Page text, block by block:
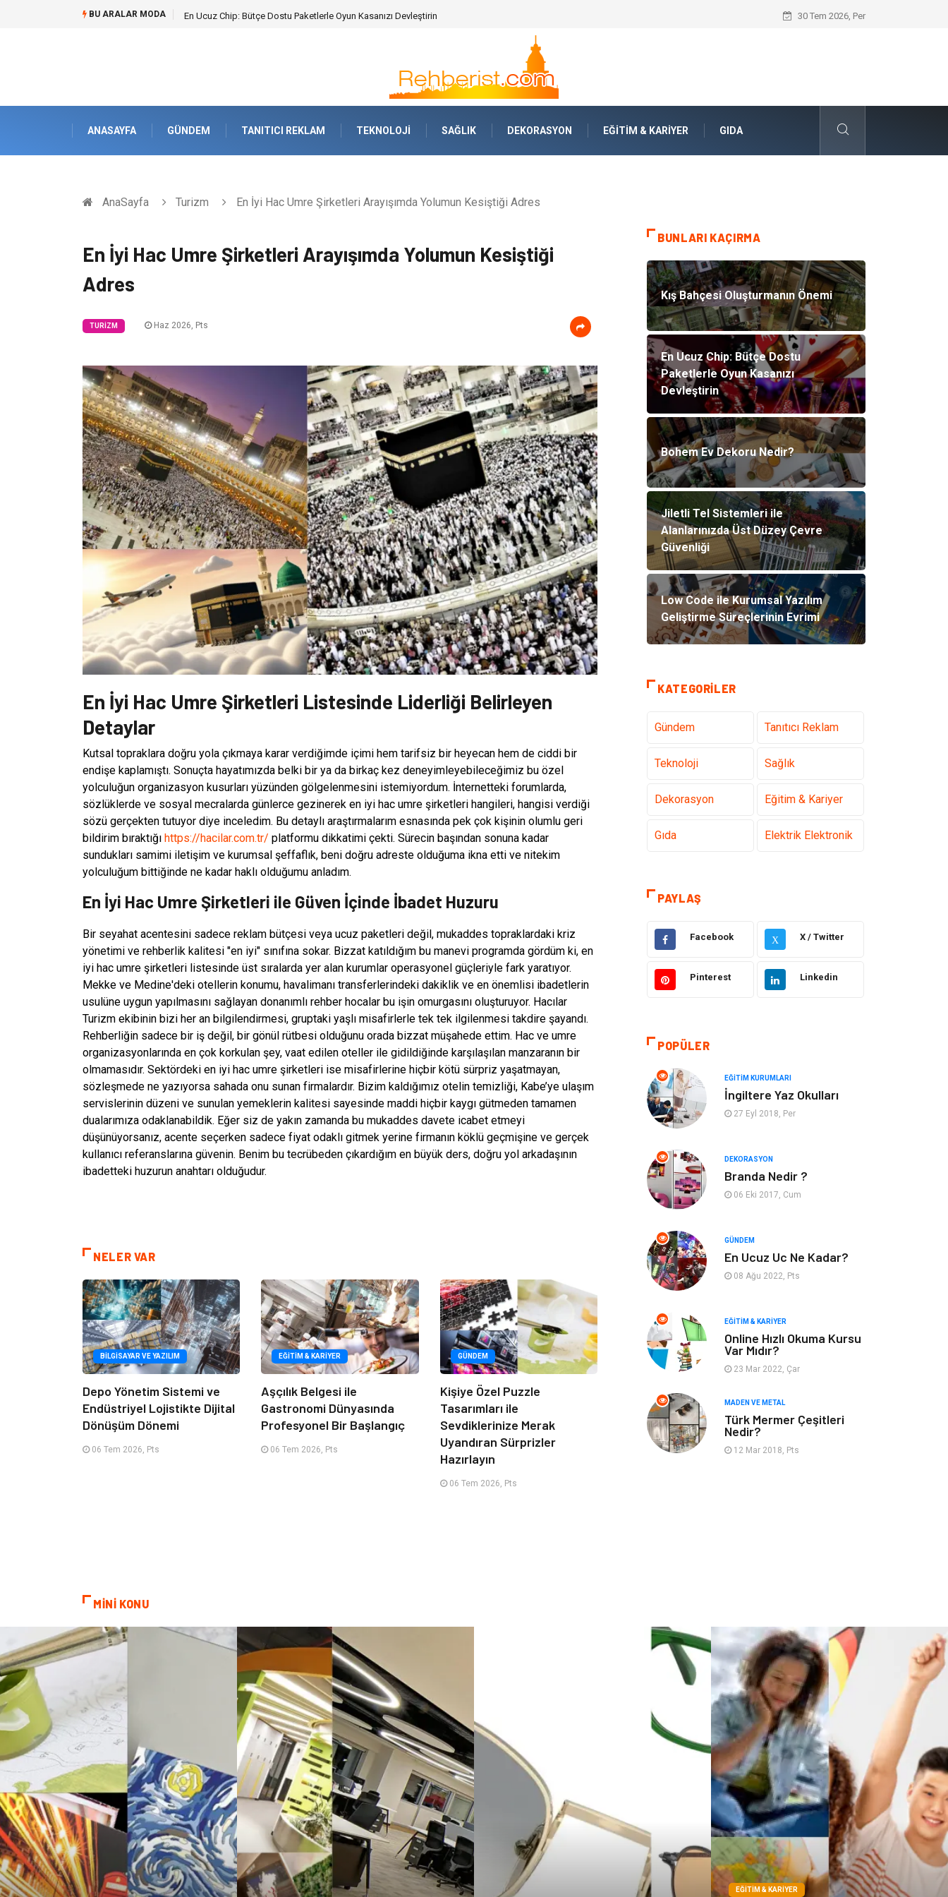
BU ARALAR MODA Bohem Ev Dekoru Nedir? Jiletli Tel Sistemleri ile Alanlarınızda
30 Tem 2026, Per
ANASAYFA GÜNDEM TANITICI REKLAM TEKNOLOJI SAĞLIK DEKORASYON EĞITIM & KARIYER GIDA
AnaSayfa Turizm En İyi Hac Umre Şirketleri Arayışımda Yolumun Kesiştiği Adres
En İyi Hac Umre Şirketleri Arayışımda Yolumun Kesiştiği
Adres
TURIZM Haz 2026, Pts
En İyi Hac Umre Şirketleri Listesinde Liderliği Belirleyen
Detaylar
Kutsal topraklara doğru yola çıkmaya karar verdiğimde içimi hem tarifsiz bir heyecan hem de ciddi bir
endişe kaplamıştı. Sonuçta hayatımızda belki bir ya da birkaç kez deneyimleyebileceğimiz bu özel
yolculuğun organizasyon kusurları yüzünden gölgelenmesini istemiyordum. İnternetteki forumlarda,
sözlüklerde ve sosyal mecralarda günlerce gezinerek en iyi hac umre şirketleri hangileri, hangisi verdiği
sözü gerçekten tutuyor diye inceledim. Bu detaylı araştırmalarım esnasında pek çok kişinin olumlu geri
bildirim bıraktığı https://hacilar.com.tr/ platformu dikkatimi çekti. Sürecin başından sonuna kadar
sundukları samimi iletişim ve kurumsal şeffaflık, beni doğru adreste olduğuma ikna etti ve nitekim
yolculuğum bittiğinde ne kadar haklı olduğumu anladım.
En İyi Hac Umre Şirketleri ile Güven İçinde İbadet Huzuru
Bir seyahat acentesini sadece reklam bütçesi veya ucuz paketleri değil, mukaddes topraklardaki kriz
yönetimi ve rehberlik kalitesi "en iyi" sınıfına sokar. Bizzat katıldığım bu manevi programda gördüm ki, en
iyi hac umre şirketleri listesinde üst sıralarda yer alan kurumlar operasyonel güçleriyle fark yaratıyor.
Mekke ve Medine'deki otellerin konumu, havalimanı transferlerindeki dakiklik ve en önemlisi ibadetlerin
usulüne uygun yapılmasını sağlayan donanımlı rehber hocalar bu işin omurgasını oluşturuyor. Hacılar
Turizm ekibinin bizi her an bilgilendirmesi, gruptaki yaşlı misafirlerle tek tek ilgilenmesi takdire şayandı.
Rehberliğin sadece bir iş değil, bir gönül rütbesi olduğunu orada bizzat müşahede ettim. Hac ve umre
organizasyonlarında en çok korkulan şey, vaat edilen oteller ile gidildiğinde karşılaşılan manzaranın bir
olmamasıdır. Sektördeki en iyi hac umre şirketleri ise misafirlerine hiçbir kötü sürpriz yaşatmayan,
sözleşmede ne yazıyorsa sahada onu sunan firmalardır. Bizim kaldığımız otelin temizliği, Kabe’ye ulaşım
servislerinin düzeni ve sunulan yemeklerin kalitesi sayesinde maddi hiçbir kaygı gütmeden tamamen
dualarımıza odaklanabildik. Eğer siz de yakın zamanda bu mukaddes davete icabet etmeyi
düşünüyorsanız, acente seçerken sadece fiyat odaklı gitmek yerine firmanın köklü geçmişine ve gerçek
kullanıcı referanslarına güvenin. Benim bu tecrübeden çıkardığım en büyük ders, doğru yol arkadaşının
ibadetteki huzurun anahtarı olduğudur.
NELER VAR
BILGISAYAR VE YAZILIM
Depo Yönetim Sistemi ve
Endüstriyel Lojistikte Dijital
Dönüşüm Dönemi
06 Tem 2026, Pts
EĞITIM & KARIYER
Aşçılık Belgesi ile
Gastronomi Dünyasında
Profesyonel Bir Başlangıç
06 Tem 2026, Pts
GÜNDEM
Kişiye Özel Puzzle
Tasarımları ile
Sevdiklerinize Merak
Uyandıran Sürprizler
Hazırlayın
06 Tem 2026, Pts
BUNLARI KAÇIRMA
Kış Bahçesi Oluşturmanın Önemi
En Ucuz Chip: Bütçe Dostu
Paketlerle Oyun Kasanızı
Devleştirin
Bohem Ev Dekoru Nedir?
Jiletli Tel Sistemleri ile
Alanlarınızda Üst Düzey Çevre
Güvenliği
Low Code ile Kurumsal Yazılım
Geliştirme Süreçlerinin Evrimi
KATEGORILER
Gündem Tanıtıcı Reklam
Teknoloji Sağlık
Dekorasyon Eğitim & Kariyer
Gıda Elektrik Elektronik
Yazılım
Taşımacılık
Hukuk Giyim
Yapı İnşaat
Tatil Eğlence
Bahçe Ev Maden ve Metal
Hizmet Eğitim Kurumları
Organizasyon Plastik
Emlak
Finans & Ekonomi Mobilya
Ürünler
Aksesuar İnternet
Nakliyat
Bebek Giyim Alüminyum
Spor Malzemeleri Basın Yayın
Moda İthalat İhracat
PAYLAŞ
Facebook X X / Twitter
Pinterest Linkedin
POPÜLER
EĞITIM KURUMLARI
İngiltere Yaz Okulları
27 Eyl 2018, Per
DEKORASYON
Branda Nedir ?
06 Eki 2017, Cum
GÜNDEM
En Ucuz Uc Ne Kadar?
08 Ağu 2022, Pts
EĞITIM & KARIYER
Online Hızlı Okuma Kursu
Var Mıdır?
23 Mar 2022, Çar
MADEN VE METAL
Türk Mermer Çeşitleri
Nedir?
12 Mar 2018, Pts
MİNİ KONU
EĞITIM & KARIYER